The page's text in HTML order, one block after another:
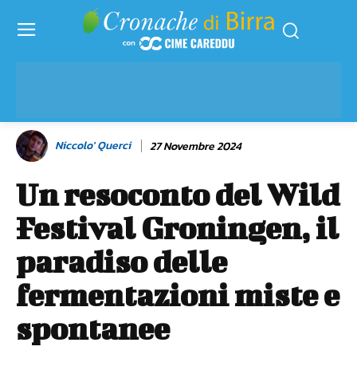
Niccolo' Querci 27 Novembre 2024
Un resoconto del Wild
Festival Groningen, il
paradiso delle
fermentazioni miste e
spontanee